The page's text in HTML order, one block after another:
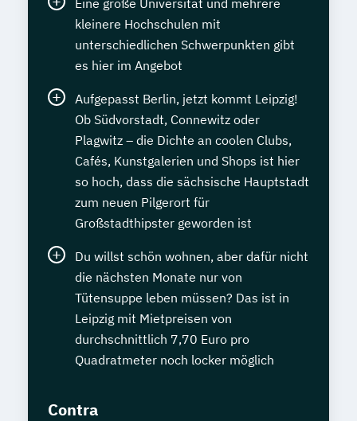
kleinere Hochschulen mit
unterschiedlichen Schwerpunkten gibt
es hier im Angebot
Aufgepasst Berlin, jetzt kommt Leipzig!
Ob Südvorstadt, Connewitz oder
Plagwitz – die Dichte an coolen Clubs,
Cafés, Kunstgalerien und Shops ist hier
so hoch, dass die sächsische Hauptstadt
zum neuen Pilgerort für
Großstadthipster geworden ist
Du willst schön wohnen, aber dafür nicht
die nächsten Monate nur von
Tütensuppe leben müssen? Das ist in
Leipzig mit Mietpreisen von
durchschnittlich 7,70 Euro pro
Quadratmeter noch locker möglich
Contra